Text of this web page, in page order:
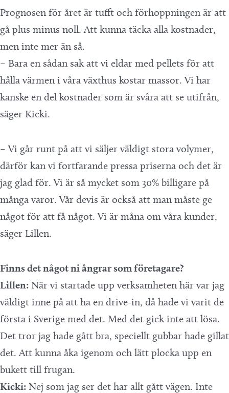
Prognosen för året är tufft och förhoppningen är att
gå plus minus noll. Att kunna täcka alla kostnader,
men inte mer än så.
– Bara en sådan sak att vi eldar med pellets för att
hålla värmen i våra växthus kostar massor. Vi har
kanske en del kostnader som är svåra att se utifrån,
säger Kicki.
– Vi går runt på att vi säljer väldigt stora volymer,
därför kan vi fortfarande pressa priserna och det är
jag glad för. Vi är så mycket som 30% billigare på
många varor. Vår devis är också att man måste ge
något för att få något. Vi är måna om våra kunder,
säger Lillen.
Finns det något ni ångrar som företagare?
Lillen: När vi startade upp verksamheten här var jag
väldigt inne på att ha en drive-in, då hade vi varit de
första i Sverige med det. Med det gick inte att lösa.
Det tror jag hade gått bra, speciellt gubbar hade gillat
det. Att kunna åka igenom och lätt plocka upp en
bukett till frugan.
Kicki: Nej som jag ser det har allt gått vägen. Inte